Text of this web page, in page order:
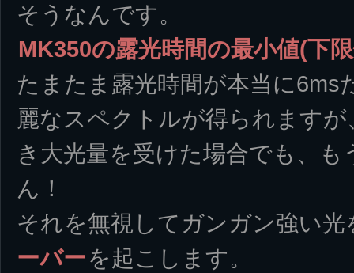
そうなんです。
MK350の露光時間の最小値(下
たまたま露光時間が本当に6ms
麗なスペクトルが得られます
き大光量を受けた場合でも、
ん！
それを無視してガンガン強い
ーバーを起こします。